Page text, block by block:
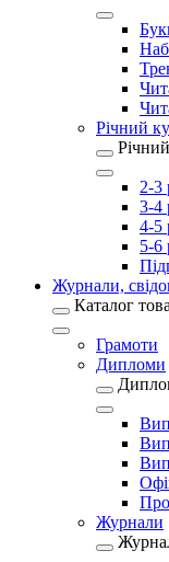
Річний
2-3
3-4
4-5
5-6
Журнали,
Каталог
Грамоти
Дипломи
Журнали